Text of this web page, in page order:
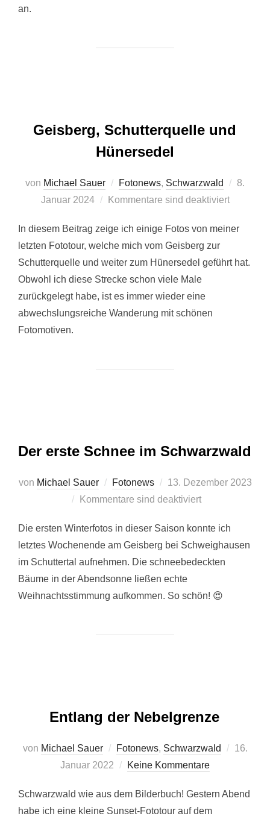
an.
Geisberg, Schutterquelle und
Hünersedel
von Michael Sauer Fotonews, Schwarzwald
8.
Januar 2024
Kommentare sind deaktiviert
In diesem Beitrag zeige ich einige Fotos von meiner
letzten Fototour, welche mich vom Geisberg zur
Schutterquelle und weiter zum Hünersedel geführt hat.
Obwohl ich diese Strecke schon viele Male
zurückgelegt habe, ist es immer wieder eine
abwechslungsreiche Wanderung mit schönen
Fotomotiven.
Der erste Schnee im Schwarzwald
von Michael Sauer Fotonews
Veröffentlicht
am
13. Dezember 2023
Kommentare sind deaktiviert
Die ersten Winterfotos in dieser Saison konnte ich
letztes Wochenende am Geisberg bei Schweighausen
im Schuttertal aufnehmen. Die schneebedeckten
Bäume in der Abendsonne ließen echte
Weihnachtsstimmung aufkommen. So schön! 😍
Entlang der Nebelgrenze
von Michael Sauer Fotonews, Schwarzwald
16.
Januar 2022
Keine Kommentare
Schwarzwald wie aus dem Bilderbuch! Gestern Abend
habe ich eine kleine Sunset-Fototour auf dem